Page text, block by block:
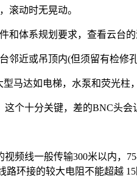
滚动时无晃动。
和体系规划要求，查看云台
邻近或吊顶内(但须留有检修孔
型马达如电梯，水泵和荧光柱
这个十分关键，差的BNC头会
视频线一般传输300米以内，
路环接的较大电阻不能超越